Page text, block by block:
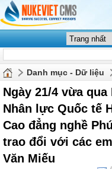
Danh mục - Dữ liệu
Ngày 21/4 vừa
Nhân lực Quốc tế
Cao đẳng nghề
trao đổi với các
Văn Miếu